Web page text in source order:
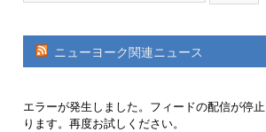
ニューヨーク関連ニュース
エラーが発生しました。フィードの配信が停
ります。再度お試しください。